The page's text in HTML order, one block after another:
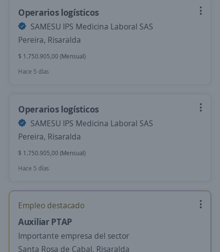
Operarios logísticos
SAMESU IPS Medicina Laboral SAS
Pereira, Risaralda
$ 1.750.905,00 (Mensual)
Hace 5 días
Operarios logísticos
SAMESU IPS Medicina Laboral SAS
Pereira, Risaralda
$ 1.750.905,00 (Mensual)
Hace 5 días
Empleo destacado
Auxiliar PTAP
Importante empresa del sector
Santa Rosa de Cabal, Risaralda